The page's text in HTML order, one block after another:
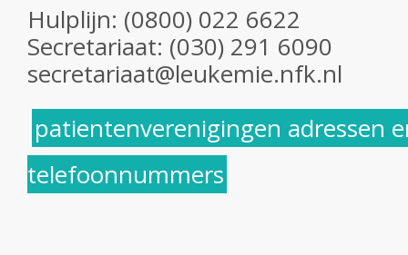
Hulplijn: (0800) 022 6622
Secretariaat: (030) 291 6090
secretariaat@leukemie.nfk.nl
patientenverenigingen adressen
telefoonnummers